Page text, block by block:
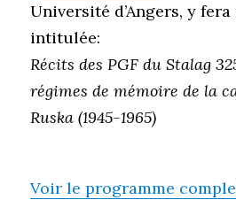
Université d’Angers, y
intitulée:
Récits des PGF du Stalag
régimes de mémoire de la
Ruska (1945-1965)
Voir le programme